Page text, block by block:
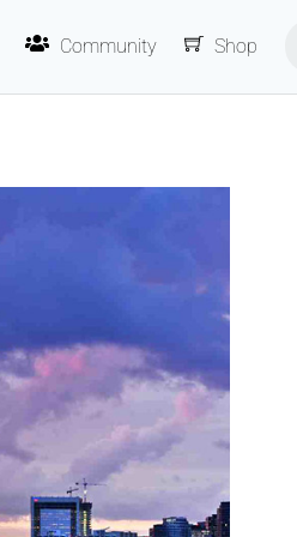
Community Shop